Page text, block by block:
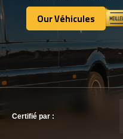
OUR VÉHICULES
CONTACTEZ-NOUS
CONTACTEZ-NOUS
Our Véhicules
Our Véhicules
Certifié par :